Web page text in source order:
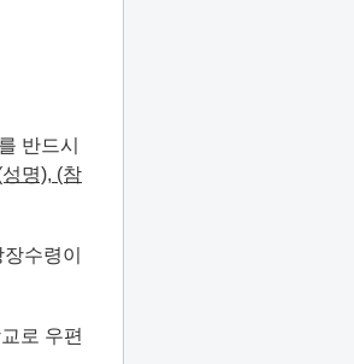
반드시
명), (참
수령이
로 우편